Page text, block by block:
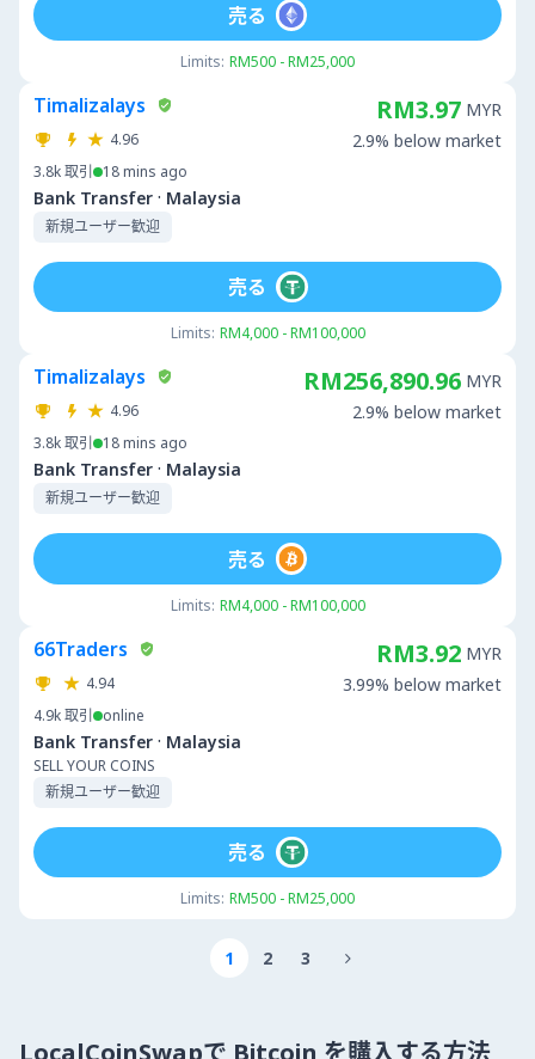
Limits: RM500 - RM25,000
売る
Timalizalays
4.96
3.8k取引 18 mins ago
Bank Transfer · Malaysia
新規ユーザー歓迎
RM3.97 MYR
2.9% below market
Limits: RM4,000 - RM100,000
売る
Timalizalays
4.96
3.8k取引 18 mins ago
Bank Transfer · Malaysia
新規ユーザー歓迎
RM256,890.96 MYR
2.9% below market
Limits: RM4,000 - RM100,000
売る
66Traders
4.94
4.9k取引 online
Bank Transfer · Malaysia
SELL YOUR COINS
新規ユーザー歓迎
RM3.92 MYR
3.99% below market
Limits: RM500 - RM25,000
売る
1 2 3 
LocalCoinSwapで Bitcoin を購入する方法